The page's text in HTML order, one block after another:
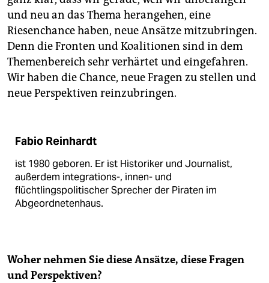
und neu an das Thema herangehen, eine
Riesenchance haben, neue Ansätze mitzubringen.
Denn die Fronten und Koalitionen sind in dem
Themenbereich sehr verhärtet und eingefahren.
Wir haben die Chance, neue Fragen zu stellen und
neue Perspektiven reinzubringen.
Fabio Reinhardt
ist 1980 geboren. Er ist Historiker und Journalist,
außerdem integrations-, innen- und
flüchtlingspolitischer Sprecher der Piraten im
Abgeordnetenhaus.
Woher nehmen Sie diese Ansätze, diese Fragen
und Perspektiven?